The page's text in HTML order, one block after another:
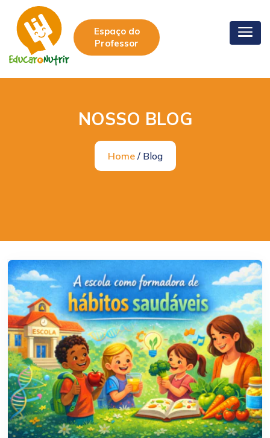
Espaço do
Professor
NOSSO BLOG
Home / Blog